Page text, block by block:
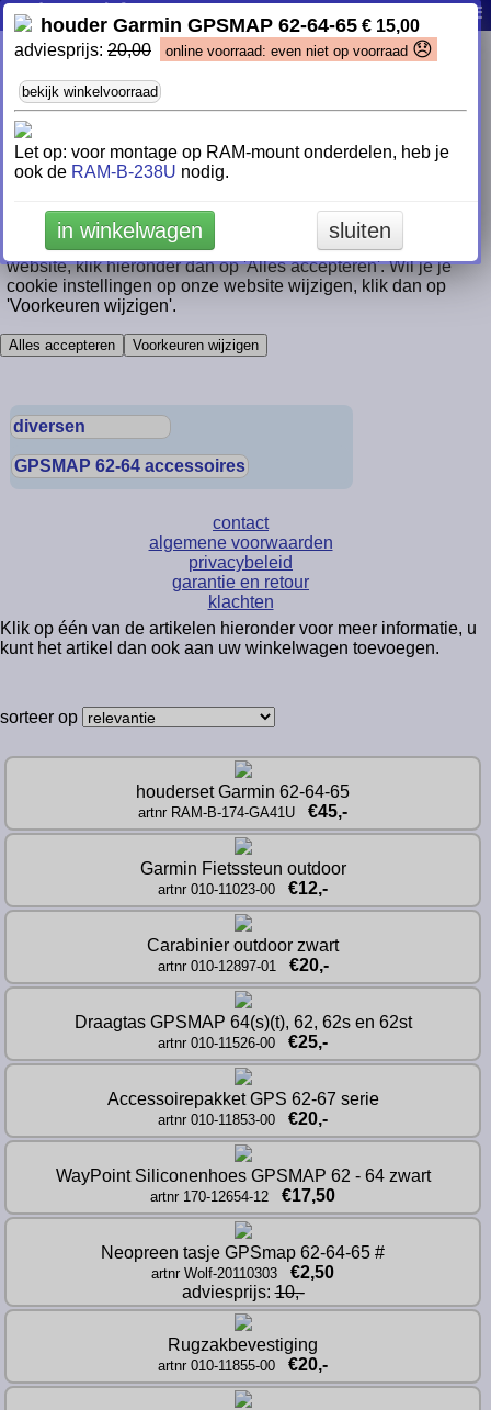
WayPoint Cookievoorkeuren
Wij maken gebruik van "cookies" om onze website te laten
functionele cookies die nodig zijn voor het functioneren van
de website, maken we ook gebruik van analytische cookies.
Deze analytische cookies geven ons de mogelijkheid om de
website steeds een stukje beter te maken en jou als klant
beter van dienst te kunnen zijn. Ook plaatsen wij cookies
waarmee wij, en partijen waar we mee samen werken, jouw
gedrag kunnen volgen en persoonlijke informatie kunnen
tonen. Leeshiermeer over ons cookiebeleid. Als je zo
optimaal mogelijk gebruik wilt kunnen maken van onze
website, klik hieronder dan op 'Alles accepteren'. Wil je je
cookie instellingen op onze website wijzigen, klik dan op
'Voorkeuren wijzigen'.
Alles accepteren Voorkeuren wijzigen
producten info contact
diversen
GPSMAP 62-64 accessoires
contact
algemene voorwaarden
privacybeleid
garantie en retour
klachten
Klik op één van de artikelen hieronder voor meer informatie, u
kunt het artikel dan ook aan uw winkelwagen toevoegen.
sorteer op
houderset Garmin 62-64-65
artnr RAM-B-174-GA41U €45,-
Garmin Fietssteun outdoor
artnr 010-11023-00 €12,-
Carabinier outdoor zwart
artnr 010-12897-01 €20,-
Draagtas GPSMAP 64(s)(t), 62, 62s en 62st
artnr 010-11526-00 €25,-
Accessoirepakket GPS 62-67 serie
artnr 010-11853-00 €20,-
WayPoint Siliconenhoes GPSMAP 62 - 64 zwart
artnr 170-12654-12 €17,50
Neopreen tasje GPSmap 62-64-65 #
artnr Wolf-20110303
€2,50
adviesprijs: 10,-
Rugzakbevestiging
artnr 010-11855-00 €20,-
houder Garmin GPSMAP 62-64-65 € 15,00
adviesprijs: 20,00 online voorraad: even niet op voorraad 😞
bekijk winkelvoorraad
Let op: voor montage op RAM-mount onderdelen, heb je
ook de RAM-B-238U nodig.
in winkelwagen sluiten